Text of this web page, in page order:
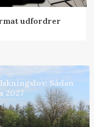
udfordrer
Sådan
2027